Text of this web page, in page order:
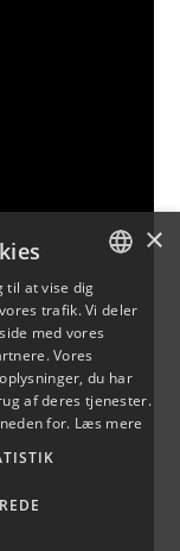
DANISH
DANISH
×
til at vise dig
trafik. Vi deler
med vores
Vores
du har
af deres tjenester.
for. Læs mere